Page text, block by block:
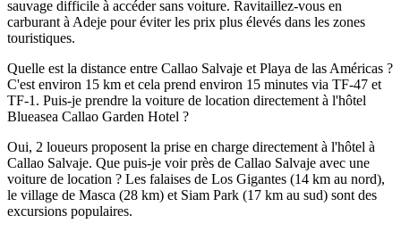
sauvage difficile à accéder sans voiture. Ravitaillez-vous en
carburant à Adeje pour éviter les prix plus élevés dans les zones
touristiques.
Quelle est la distance entre Callao Salvaje et Playa de las Américas ?
C'est environ 15 km et cela prend environ 15 minutes via TF-47 et
TF-1. Puis-je prendre la voiture de location directement à l'hôtel
Blueasea Callao Garden Hotel ?
Oui, 2 loueurs proposent la prise en charge directement à l'hôtel à
Callao Salvaje. Que puis-je voir près de Callao Salvaje avec une
voiture de location ? Les falaises de Los Gigantes (14 km au nord),
le village de Masca (28 km) et Siam Park (17 km au sud) sont des
excursions populaires.